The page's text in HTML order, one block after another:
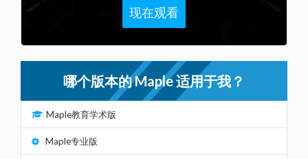
现在观看
哪个版本的 Maple 适用于我？
Maple教育学术版
Maple专业版